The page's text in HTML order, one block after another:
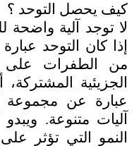
كيف يحصل التوحد ؟
لا توجد آلية واضحة
إذا كان التوحد
من الطفرات على
الجزيئية المشتركة،
عبارة عن مجموعة
آليات متنوعة.
النمو التي تؤثر